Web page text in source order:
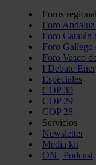
Foros
Foro
Foro Catalán
Foro Gallego
Foro Vasco
I Debate
Especiales
COP 30
COP 29
COP 28
Servicios
Newsletter
Media kit
ON | Podcast